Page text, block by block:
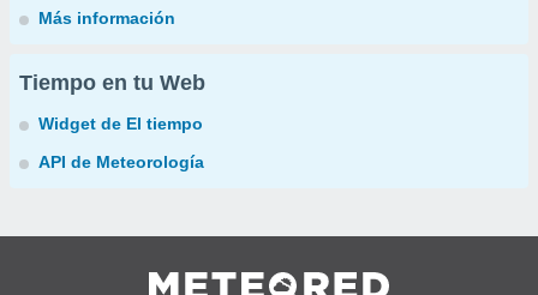
Más información
Tiempo en tu Web
Widget de El tiempo
API de Meteorología